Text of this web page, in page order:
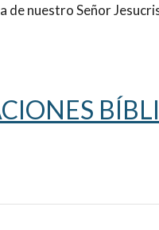
nuestro Señor